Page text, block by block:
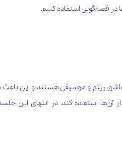
در قصه‌گویی استفاده کنیم.
ریتم و موسیقی هستند و این
استفاده کند. در انتهای این